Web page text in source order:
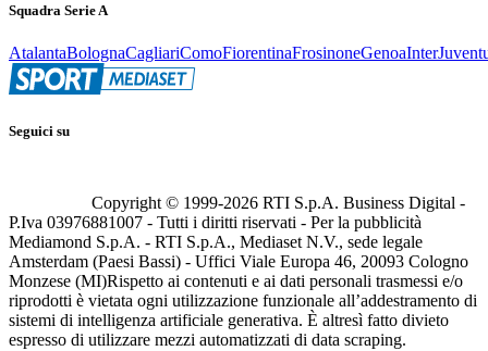
Squadra Serie A
AtalantaBolognaCagliariComoFiorentinaFrosinoneGenoaInter
Seguici su
Copyright © 1999-2026 RTI S.p.A. Business Digital -
P.Iva 03976881007 - Tutti i diritti riservati - Per la pubblicità
Mediamond S.p.A. - RTI S.p.A., Mediaset N.V., sede legale
Amsterdam (Paesi Bassi) - Uffici Viale Europa 46, 20093 Cologno
Monzese (MI)Rispetto ai contenuti e ai dati personali trasmessi e/o
riprodotti è vietata ogni utilizzazione funzionale all’addestramento di
sistemi di intelligenza artificiale generativa. È altresì fatto divieto
espresso di utilizzare mezzi automatizzati di data scraping.